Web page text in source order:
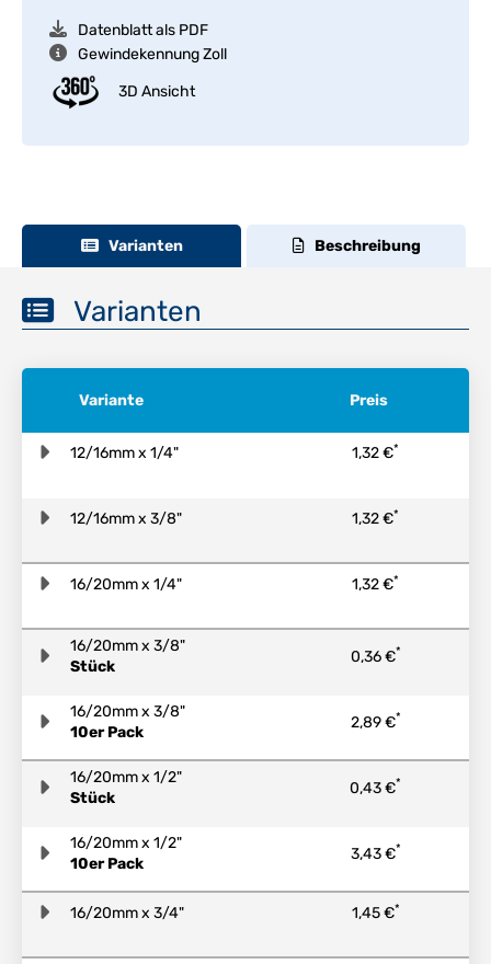
Datenblatt als PDF
Gewindekennung Zoll
3D Ansicht
Varianten Beschreibung
Varianten
Variante Preis
12/16mm x 1/4" 1,32 €*
12/16mm x 3/8" 1,32 €*
16/20mm x 1/4" 1,32 €*
16/20mm x 3/8"
Stück
0,36 €*
16/20mm x 3/8"
10er Pack
2,89 €*
16/20mm x 1/2"
Stück
0,43 €*
16/20mm x 1/2"
10er Pack
3,43 €*
16/20mm x 3/4" 1,45 €*